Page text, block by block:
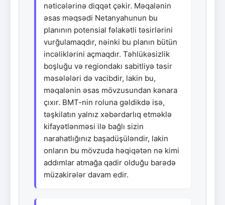
nəticələrinə diqqət çəkir. Məqalənin
əsas məqsədi Netanyahunun bu
planının potensial fəlakətli təsirlərini
vurğulamaqdır, nəinki bu planın bütün
incəliklərini açmaqdır. Təhlükəsizlik
boşluğu və regiondakı sabitliyə təsir
məsələləri də vacibdir, lakin bu,
məqalənin əsas mövzusundan kənara
çıxır. BMT-nin roluna gəldikdə isə,
təşkilatın yalnız xəbərdarlıq etməklə
kifayətlənməsi ilə bağlı sizin
narahatlığınız başadüşüləndir, lakin
onların bu mövzuda həqiqətən nə kimi
addımlar atmağa qadir olduğu barədə
müzakirələr davam edir.